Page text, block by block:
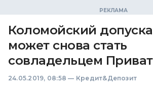
Коломойский
может снова стать
совладельцем
24.05.2019, 08:58 — Кредит&Депозит